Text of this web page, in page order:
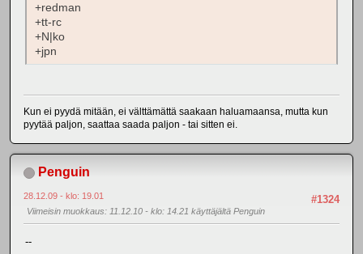
+redman
+tt-rc
+N|ko
+jpn
Kun ei pyydä mitään, ei välttämättä saakaan haluamaansa, mutta kun
pyytää paljon, saattaa saada paljon - tai sitten ei.
Penguin
#1324
28.12.09 - klo: 19.01
Viimeisin muokkaus: 11.12.10 - klo: 14.21 käyttäjältä Penguin
--